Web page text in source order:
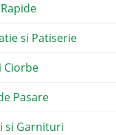
si Patiserie
Ciorbe
Pasare
si Garnituri